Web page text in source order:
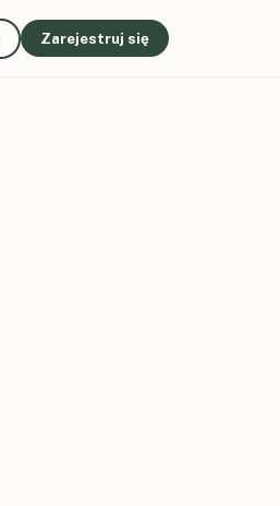
Zarejestruj się